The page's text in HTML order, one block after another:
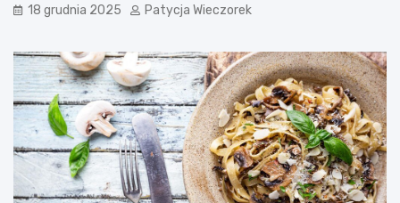
18 grudnia 2025 Patycja Wieczorek